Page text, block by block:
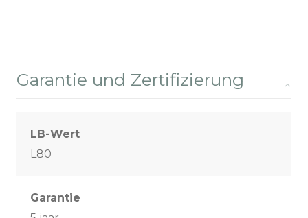
Garantie und Zertifizierung
LB-Wert
L80
Garantie